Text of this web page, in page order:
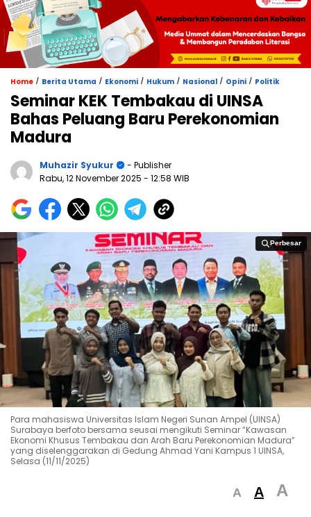
Home / Berita Utama / Ekonomi / Hukum / Nasional / Opini / Politik
Seminar KEK Tembakau di UINSA
Bahas Peluang Baru Perekonomian
Madura
Muhazir Syukur
- Publisher
Rabu, 12 November 2025 - 12:58 WIB
Perbesar
Perbesar
Para mahasiswa Universitas Islam Negeri Sunan Ampel (UINSA)
Surabaya berfoto bersama seusai mengikuti Seminar “Kawasan
Ekonomi Khusus Tembakau dan Arah Baru Perekonomian Madura”
yang diselenggarakan di Gedung Ahmad Yani Kampus 1 UINSA,
Selasa (11/11/2025)
A A A